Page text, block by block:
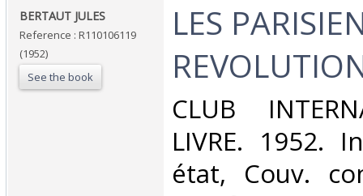
‎BERTAUT JULES‎
Reference : R110106119
(1952)
See the book
‎LES
‎CLUB
LIVRE. 1952.
état, Couv.